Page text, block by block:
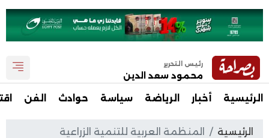
رئيس التحرير
محمود سعد الدين
الرئيسية أخبار الرياضة سياسة حوادث الفن
الرئيسية المنظمة العربية للتنمية الزراعية